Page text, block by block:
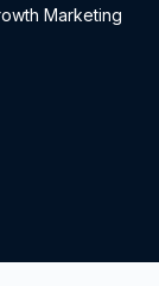
Marketing